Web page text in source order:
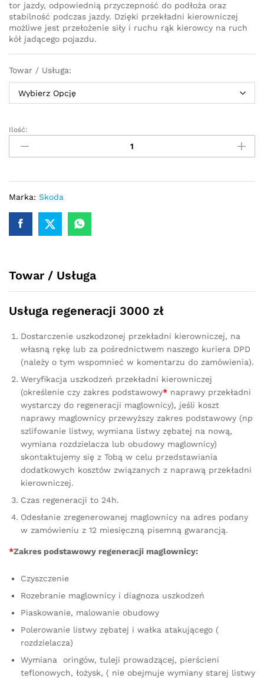
tor jazdy, odpowiednią przyczepność do podłoża oraz
stabilność podczas jazdy. Dzięki przekładni kierowniczej
możliwe jest przełożenie siły i ruchu rąk kierowcy na ruch
kół jadącego pojazdu.
Towar / Usługa:
Przekładnia
kierownicza
-
elektryczna
Skoda
2016
quantity
Ilość:
Marka: Skoda
Towar / Usługa
Usługa regeneracji 3000 zł
Dostarczenie uszkodzonej przekładni kierowniczej, na
własną rękę lub za pośrednictwem naszego kuriera DPD
(należy o tym wspomnieć w komentarzu do zamówienia).
Weryfikacja uszkodzeń przekładni kierowniczej
(określenie czy zakres podstawowy* naprawy przekładni
wystarczy do regeneracji maglownicy), jeśli koszt
naprawy maglownicy przewyższy zakres podstawowy (np
szlifowanie listwy, wymiana listwy zębatej na nową,
wymiana rozdzielacza lub obudowy maglownicy)
skontaktujemy się z Tobą w celu przedstawiania
dodatkowych kosztów związanych z naprawą przekładni
kierowniczej.
Czas regeneracji to 24h.
Odesłanie zregenerowanej maglownicy na adres podany
w zamówieniu z 12 miesięczną pisemną gwarancją.
*Zakres podstawowy regeneracji maglownicy:
Czyszczenie
Rozebranie maglownicy i diagnoza uszkodzeń
Piaskowanie, malowanie obudowy
Polerowanie listwy zębatej i wałka atakującego (
rozdzielacza)
Wymiana oringów, tuleji prowadzącej, pierścieni
teflonowych, łożysk, ( nie obejmuje wymiany starej listwy